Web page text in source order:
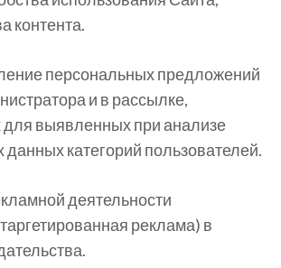
контента.
персональных предложений
и в рассылке,
выявленных при анализе
данных категорий пользователей.
деятельности
реклама) в